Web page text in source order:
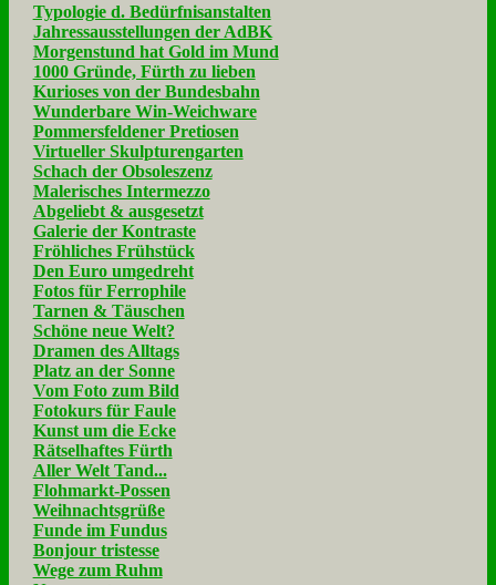
Typologie d. Bedürfnisanstalten
Jahressausstellungen der AdBK
Morgenstund hat Gold im Mund
1000 Gründe, Fürth zu lieben
Kurioses von der Bundesbahn
Wunderbare Win-Weichware
Pommersfeldener Pretiosen
Virtueller Skulpturengarten
Schach der Obsoleszenz
Malerisches Intermezzo
Abgeliebt & ausgesetzt
Galerie der Kontraste
Fröhliches Frühstück
Den Euro umgedreht
Fotos für Ferrophile
Tarnen & Täuschen
Schöne neue Welt?
Dramen des Alltags
Platz an der Sonne
Vom Foto zum Bild
Fotokurs für Faule
Kunst um die Ecke
Rätselhaftes Fürth
Aller Welt Tand...
Flohmarkt-Possen
Weihnachtsgrüße
Funde im Fundus
Bonjour tristesse
Wege zum Ruhm